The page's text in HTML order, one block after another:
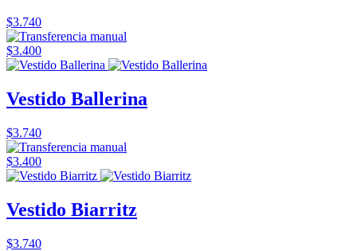
$3.740
$3.400
Vestido Ballerina
$3.740
$3.400
Vestido Biarritz
$3.740